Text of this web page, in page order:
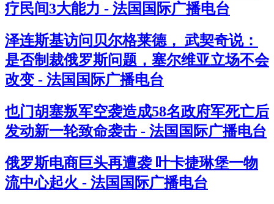
疗民间3大能力 - 法国国际广播电台
泽连斯基访问贝尔格莱德， 武契奇说：
是否制裁俄罗斯问题，塞尔维亚立场不会
改变 - 法国国际广播电台
也门胡塞叛军空袭造成58名政府军死亡后
发动新一轮致命袭击 - 法国国际广播电台
俄罗斯电商巨头再遭袭 叶卡捷琳堡一物
流中心起火 - 法国国际广播电台